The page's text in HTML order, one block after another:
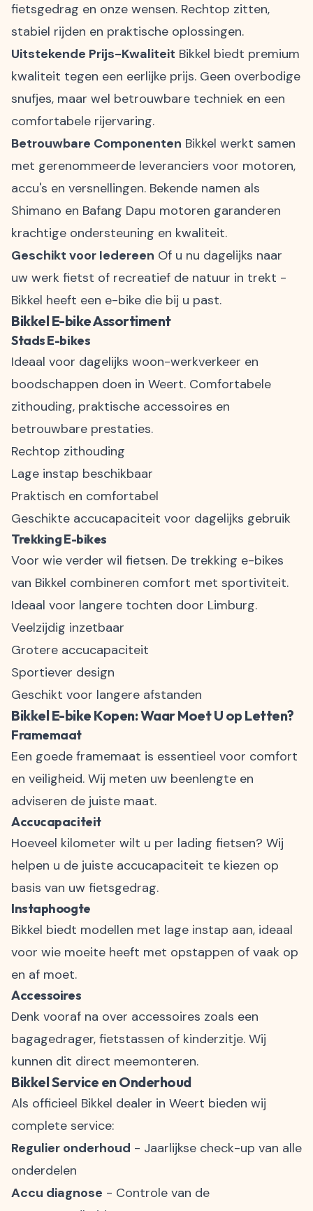
fietsgedrag en onze wensen. Rechtop zitten,
stabiel rijden en praktische oplossingen.
Uitstekende Prijs-Kwaliteit Bikkel biedt premium
kwaliteit tegen een eerlijke prijs. Geen overbodige
snufjes, maar wel betrouwbare techniek en een
comfortabele rijervaring.
Betrouwbare Componenten Bikkel werkt samen
met gerenommeerde leveranciers voor motoren,
accu's en versnellingen. Bekende namen als
Shimano en Bafang Dapu motoren garanderen
krachtige ondersteuning en kwaliteit.
Geschikt voor Iedereen Of u nu dagelijks naar
uw werk fietst of recreatief de natuur in trekt -
Bikkel heeft een e-bike die bij u past.
Bikkel E-bike Assortiment
Stads E-bikes
Ideaal voor dagelijks woon-werkverkeer en
boodschappen doen in Weert. Comfortabele
zithouding, praktische accessoires en
betrouwbare prestaties.
Rechtop zithouding
Lage instap beschikbaar
Praktisch en comfortabel
Geschikte accucapaciteit voor dagelijks gebruik
Trekking E-bikes
Voor wie verder wil fietsen. De trekking e-bikes
van Bikkel combineren comfort met sportiviteit.
Ideaal voor langere tochten door Limburg.
Veelzijdig inzetbaar
Grotere accucapaciteit
Sportiever design
Geschikt voor langere afstanden
Bikkel E-bike Kopen: Waar Moet U op Letten?
Framemaat
Een goede framemaat is essentieel voor comfort
en veiligheid. Wij meten uw beenlengte en
adviseren de juiste maat.
Accucapaciteit
Hoeveel kilometer wilt u per lading fietsen? Wij
helpen u de juiste accucapaciteit te kiezen op
basis van uw fietsgedrag.
Instaphoogte
Bikkel biedt modellen met lage instap aan, ideaal
voor wie moeite heeft met opstappen of vaak op
en af moet.
Accessoires
Denk vooraf na over accessoires zoals een
bagagedrager, fietstassen of kinderzitje. Wij
kunnen dit direct meemonteren.
Bikkel Service en Onderhoud
Als officieel Bikkel dealer in Weert bieden wij
complete service:
Regulier onderhoud - Jaarlijkse check-up van alle
onderdelen
Accu diagnose - Controle van de